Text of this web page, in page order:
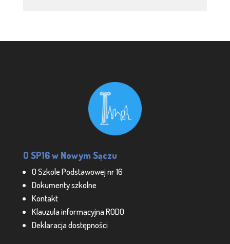
O SP16 w Nowym Sączu
O Szkole Podstawowej nr 16
Dokumenty szkolne
Kontakt
Klauzula informacyjna RODO
Deklaracja dostępności